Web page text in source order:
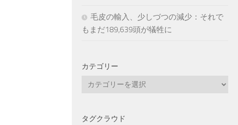
毛皮の輸入、少しづつの減少：それで
もまだ189,639頭が犠牲に
カテゴリー
カ
リ
タグクラウド